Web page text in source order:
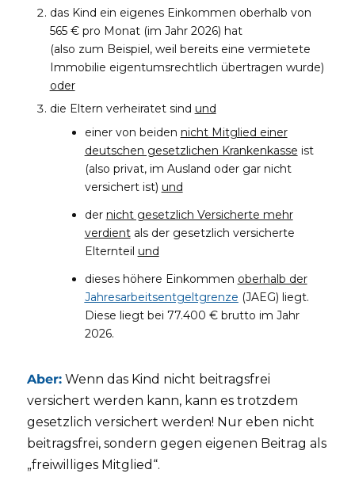
das Kind ein eigenes Einkommen oberhalb von
565 € pro Monat (im Jahr 2026) hat
(also zum Beispiel, weil bereits eine vermietete
Immobilie eigentumsrechtlich übertragen wurde)
oder
die Eltern verheiratet sind und
einer von beiden nicht Mitglied einer
deutschen gesetzlichen Krankenkasse ist
(also privat, im Ausland oder gar nicht
versichert ist) und
der nicht gesetzlich Versicherte mehr
verdientals der gesetzlich versicherte
Elternteil und
dieses höhere Einkommen oberhalb der
Jahresarbeitsentgeltgrenze (JAEG) liegt.
Diese liegt bei 77.400 € brutto im Jahr
2026.
Aber:Wenn das Kind nicht beitragsfrei
versichert werden kann, kann es trotzdem
gesetzlich versichert werden! Nur eben nicht
beitragsfrei, sondern gegen eigenen Beitrag als
„freiwilliges Mitglied“.